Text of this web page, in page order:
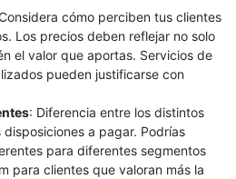
cómo perciben tus clientes
Los precios deben reflejar no solo
el valor que aportas. Servicios de
pueden justificarse con
: Diferencia entre los distintos
a pagar. Podrías
para diferentes segmentos
para clientes que valoran más la